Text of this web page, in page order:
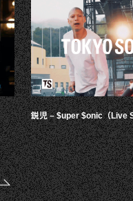
鋭児 – $uper $onic（Live